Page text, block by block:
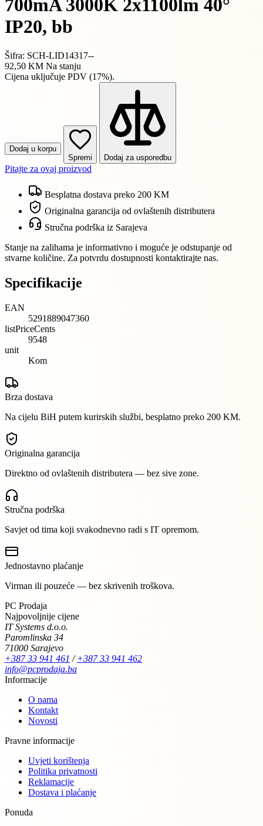
700mA 3000K 2x1100lm 40°
IP20, bb
Šifra: SCH-LID14317--
92,50 KM Na stanju
Cijena uključuje PDV (17%).
Dodaj u korpu
Spremi
Dodaj za usporedbu
Pitajte za ovaj proizvod
Besplatna dostava preko 200 KM
Originalna garancija od ovlaštenih distributera
Stručna podrška iz Sarajeva
Stanje na zalihama je informativno i moguće je odstupanje od
stvarne količine. Za potvrdu dostupnosti kontaktirajte nas.
Specifikacije
EAN
5291889047360
listPriceCents
9548
unit
Kom
Brza dostava
Na cijelu BiH putem kurirskih službi, besplatno preko 200 KM.
Originalna garancija
Direktno od ovlaštenih distributera — bez sive zone.
Stručna podrška
Savjet od tima koji svakodnevno radi s IT opremom.
Jednostavno plaćanje
Virman ili pouzeće — bez skrivenih troškova.
PC Prodaja
Najpovoljnije cijene
IT Systems d.o.o.
Paromlinska 34
71000 Sarajevo
+387 33 941 461 /+387 33 941 462
info@pcprodaja.ba
Informacije
O nama
Kontakt
Novosti
Pravne informacije
Uvjeti korištenja
Politika privatnosti
Reklamacije
Dostava i plaćanje
Ponuda